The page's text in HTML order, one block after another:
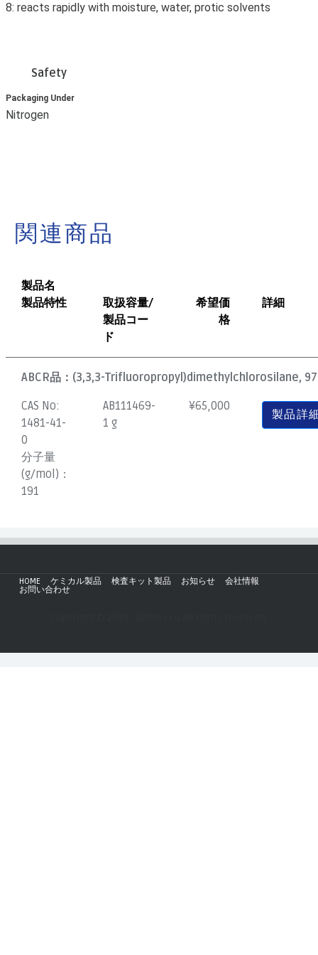
8: reacts rapidly with moisture, water, protic solvents
Safety
Packaging Under
Nitrogen
関連商品
製品名
製品特性
取扱容量/
製品コー
ド
希望価
格
詳細
ABCR品： (3,3,3-Trifluoropropyl)dimethylchlorosilane,
CAS No:
1481-41-
0
分子量
(g/mol)：
191
AB111469-
1 g
¥65,000
製品詳
HOME ケミカル製品 検査キット製品 お知らせ
会社情報
お問い合わせ